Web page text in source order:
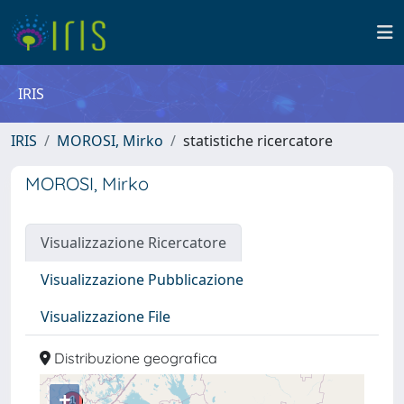
IRIS
IRIS MOROSI, Mirko statistiche ricercatore
MOROSI, Mirko
Visualizzazione Ricercatore
Visualizzazione Pubblicazione
Visualizzazione File
Distribuzione geografica